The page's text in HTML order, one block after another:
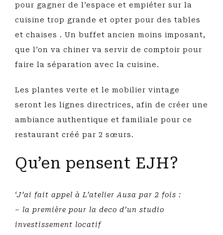
pour gagner de l’espace et empiéter sur la
cuisine trop grande et opter pour des tables
et chaises . Un buffet ancien moins imposant,
que l’on va chiner va servir de comptoir pour
faire la séparation avec la cuisine.
Les plantes verte et le mobilier vintage
seront les lignes directrices, afin de créer une
ambiance authentique et familiale pour ce
restaurant créé par 2 sœurs.
Qu’en pensent EJH?
‘J’ai fait appel à L’atelier Ausa par 2 fois :
– la première pour la deco d’un studio
investissement locatif